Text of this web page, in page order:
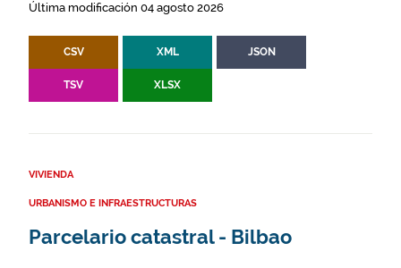
Última modificación 04 agosto 2026
CSV XML JSON
TSV XLSX
VIVIENDA
URBANISMO E INFRAESTRUCTURAS
Parcelario catastral - Bilbao